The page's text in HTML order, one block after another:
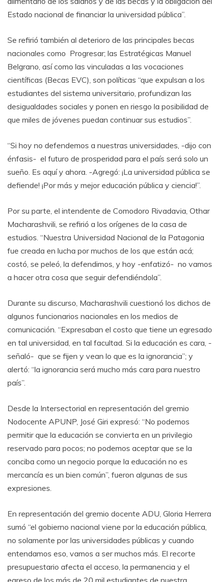
Estado nacional de financiar la universidad pública”.
Se refirió también al deterioro de las principales becas
nacionales como Progresar; las Estratégicas Manuel
Belgrano, así como las vinculadas a las vocaciones
científicas (Becas EVC), son políticas “que expulsan a los
estudiantes del sistema universitario, profundizan las
desigualdades sociales y ponen en riesgo la posibilidad de
que miles de jóvenes puedan continuar sus estudios”.
“Si hoy no defendemos a nuestras universidades, -dijo con
énfasis- el futuro de prosperidad para el país será solo un
sueño. Es aquí y ahora. -Agregó: ¡La universidad pública se
defiende! ¡Por más y mejor educación pública y ciencia!”.
Por su parte, el intendente de Comodoro Rivadavia, Othar
Macharashvili, se refirió a los orígenes de la casa de
estudios. “Nuestra Universidad Nacional de la Patagonia
fue creada en lucha por muchos de los que están acá;
costó, se peleó, la defendimos, y hoy -enfatizó- no vamos
a hacer otra cosa que seguir defendiéndola”.
Durante su discurso, Macharashvili cuestionó los dichos de
algunos funcionarios nacionales en los medios de
comunicación. “Expresaban el costo que tiene un egresado
en tal universidad, en tal facultad. Si la educación es cara, -
señaló- que se fijen y vean lo que es la ignorancia”; y
alertó: “la ignorancia será mucho más cara para nuestro
país”.
Desde la Intersectorial en representación del gremio
Nodocente APUNP, José Giri expresó: “No podemos
permitir que la educación se convierta en un privilegio
reservado para pocos; no podemos aceptar que se la
conciba como un negocio porque la educación no es
mercancía es un bien común”, fueron algunas de sus
expresiones.
En representación del gremio docente ADU, Gloria Herrera
sumó “el gobierno nacional viene por la educación pública,
no solamente por las universidades públicas y cuando
entendamos eso, vamos a ser muchos más. El recorte
presupuestario afecta el acceso, la permanencia y el